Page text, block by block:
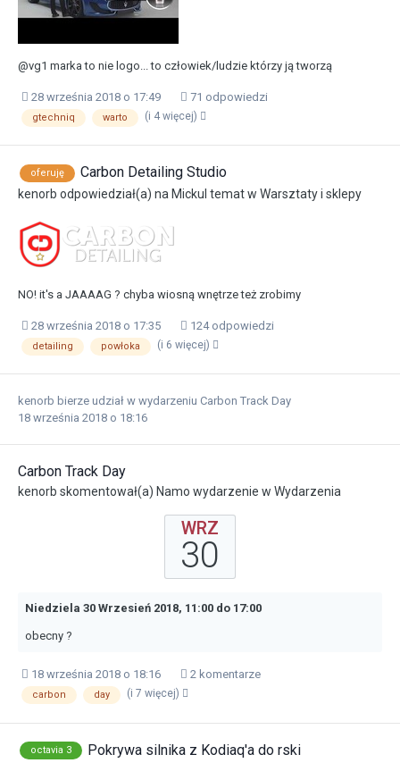
@vg1 marka to nie logo... to człowiek/ludzie którzy ją tworzą
28 września 2018 o 17:49 71 odpowiedzi
gtechniq warto (i 4 więcej)
oferuję Carbon Detailing Studio
kenorb odpowiedział(a) na Mickul temat w Warsztaty i sklepy
NO! it's a JAAAAG ? chyba wiosną wnętrze też zrobimy
28 września 2018 o 17:35 124 odpowiedzi
detailing powłoka (i 6 więcej)
kenorb bierze udział w wydarzeniu Carbon Track Day
18 września 2018 o 18:16
Carbon Track Day
kenorb skomentował(a) Namo wydarzenie w Wydarzenia
WRZ
30
Niedziela 30 Wrzesień 2018, 11:00 do 17:00
obecny ?
18 września 2018 o 18:16 2 komentarze
carbon day (i 7 więcej)
octavia 3 Pokrywa silnika z Kodiaq'a do rski